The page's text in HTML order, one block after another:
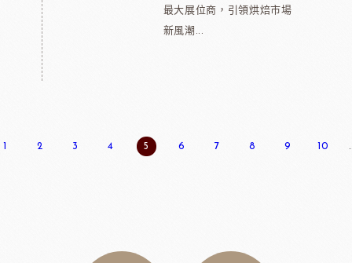
最大展位商，引領烘焙市場
新風潮...
1 2 3 4 5 6 7 8 9 10